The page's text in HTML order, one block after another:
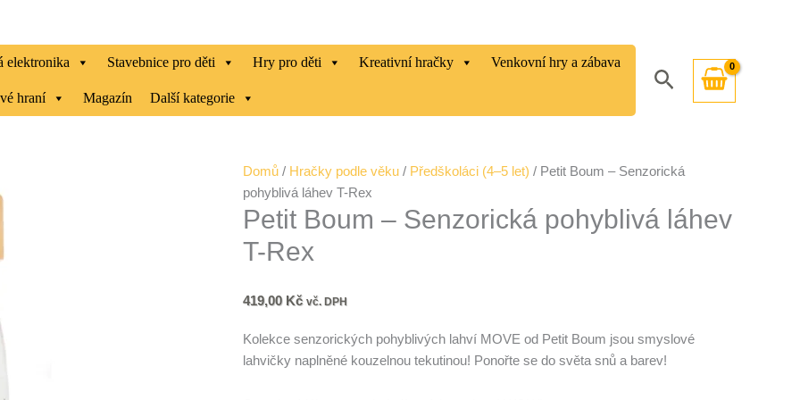
elektronika Stavebnice pro děti Hry pro děti Kreativní hračky Venkovní hry a zábava
hraní Magazín Další kategorie
Hledat
Domů / Hračky podle věku / Předškoláci (4–5 let) / Petit Boum – Senzorická
pohyblivá láhev T-Rex
Petit Boum – Senzorická pohyblivá láhev
T-Rex
419,00 Kč vč. DPH
Kolekce senzorických pohyblivých lahví MOVE od Petit Boum jsou smyslové
lahvičky naplněné kouzelnou tekutinou! Ponořte se do světa snů a barev!
Petit
Boum
-
pohyblivá
T-
množství